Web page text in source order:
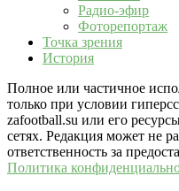
Радио-эфир
Фоторепортаж
Точка зрения
История
Полное или частичное
только при условии
zafootball.su или его
сетях. Редакция может не
ответственность за
Политика